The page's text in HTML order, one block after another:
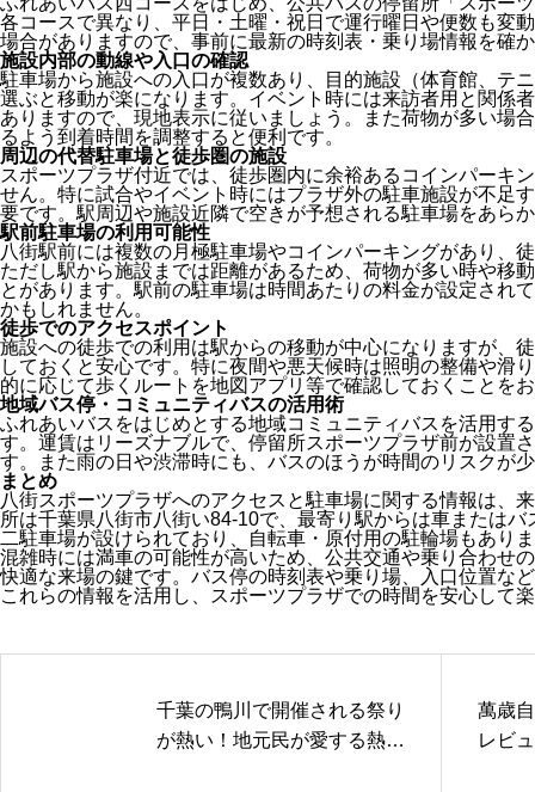
各コースで異なり、平日・土曜・祝日で運行曜日や便数も変
場合がありますので、事前に最新の時刻表・乗り場情報を確
施設内部の動線や入口の確認
駐車場から施設への入口が複数あり、目的施設（体育館、テ
選ぶと移動が楽になります。イベント時には来訪者用と関係
ありますので、現地表示に従いましょう。また荷物が多い場
るよう到着時間を調整すると便利です。
周辺の代替駐車場と徒歩圏の施設
スポーツプラザ付近では、徒歩圏内に余裕あるコインパーキ
せん。特に試合やイベント時にはプラザ外の駐車施設が不足
要です。駅周辺や施設近隣で空きが予想される駐車場をあら
駅前駐車場の利用可能性
八街駅前には複数の月極駐車場やコインパーキングがあり、
ただし駅から施設までは距離があるため、荷物が多い時や移
とがあります。駅前の駐車場は時間あたりの料金が設定され
かもしれません。
徒歩でのアクセスポイント
施設への徒歩での利用は駅からの移動が中心になりますが、
しておくと安心です。特に夜間や悪天候時は照明の整備や滑
的に応じて歩くルートを地図アプリ等で確認しておくことを
地域バス停・コミュニティバスの活用術
ふれあいバスをはじめとする地域コミュニティバスを活用す
す。運賃はリーズナブルで、停留所スポーツプラザ前が設置
す。また雨の日や渋滞時にも、バスのほうが時間のリスクが
まとめ
八街スポーツプラザへのアクセスと駐車場に関する情報は、
所は千葉県八街市八街い84‐10で、最寄り駅からは車または
二駐車場が設けられており、自転車・原付用の駐輪場もあり
混雑時には満車の可能性が高いため、公共交通や乗り合わせ
快適な来場の鍵です。バス停の時刻表や乗り場、入口位置な
これらの情報を活用し、スポーツプラザでの時間を安心して
千葉の鴨川で開催される祭り
が熱い！地元民が愛する熱狂
萬歳
レビ